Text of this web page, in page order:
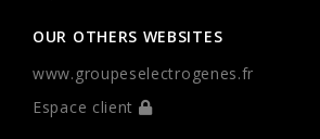
OUR OTHERS WEBSITES
www.groupeselectrogenes.fr
Espace client